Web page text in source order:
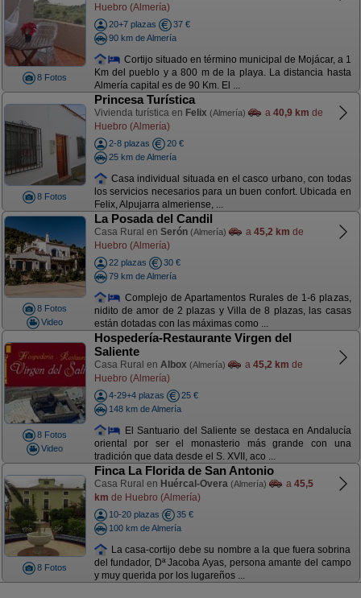
8 Fotos
Huebro (Almería)
20+7 plazas
37 €
90 km de Almería
Cortijo situado en término municipal de Mojácar, a 1
Km del pueblo y a 800 m de la playa. La distancia hasta
Almería capital es de 90 Km. El ...
8 Fotos
Princesa Turística
Vivienda turística en Felix (Almería) a 40,9 km de
Huebro (Almería)
2-8 plazas
20 €
25 km de Almería
Casa individual situada en el casco urbano, con todas
los servicios necesarios para un buen confort. Ubicada en
Felix, Alpujarra almeriense, ...
8 Fotos
Video
La Posada del Candil
Casa Rural en Serón (Almería) a 45,2 km de
Huebro (Almería)
22 plazas
30 €
79 km de Almería
Complejo de Apartamentos Rurales de 1-6 plazas,
nidito de amor de 2 plazas y Villa de 8 plazas, las casas
están dotadas con las máximas como ...
8 Fotos
Video
Hospedería-Restaurante Virgen del
Saliente
Casa Rural en Albox (Almería) a 45,2 km de
Huebro (Almería)
4-29+4 plazas
25 €
148 km de Almería
El Santuario del Saliente se destaca en Andalucía
oriental por ser el monasterio más grande con una
tradición que data desde el S. XVII, aco ...
8 Fotos
Finca La Florida de San Antonio
Casa Rural en Huércal-Overa (Almería) a 45,5
km de Huebro (Almería)
10-20 plazas
35 €
100 km de Almería
La casa-cortijo debe su nombre a la que fuera sobrina
del fundador, Dª Jacoba Ayas, persona amante del campo
y muy querida por los lugareños ...